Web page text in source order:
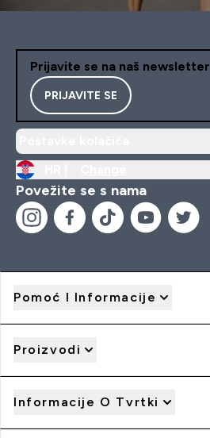
Prijavite se na naš newsletter
PRIJAVITE SE
Povežite se s nama
Pomoć I Informacije
Proizvodi
Informacije O Tvrtki